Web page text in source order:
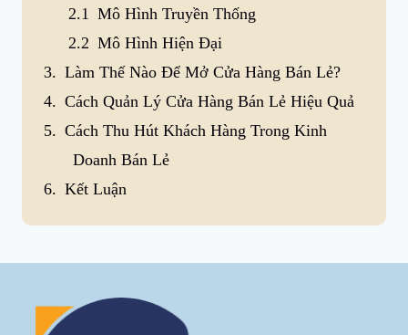
Mô Hình Truyền Thống
Mô Hình Hiện Đại
Làm Thế Nào Để Mở Cửa Hàng Bán Lẻ?
Cách Quản Lý Cửa Hàng Bán Lẻ Hiệu Quả
Cách Thu Hút Khách Hàng Trong Kinh
Doanh Bán Lẻ
Kết Luận